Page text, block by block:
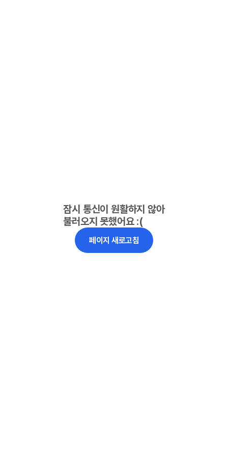
잠시 통신이 원활하지 않아
불러오지 못했어요 :(
페이지 새로고침